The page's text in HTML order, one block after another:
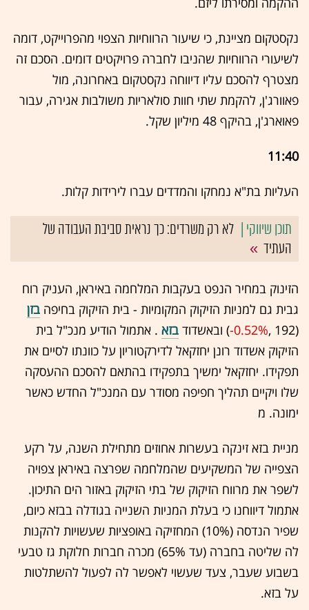
נקסטקום מציינת, כי שיעור הרווחיות הצפוי מהפרוייקט, דומה
לשיעורי הרווחיות שהניבו לחברה פרויקטים דומים. הסכם זה
מצטרף להסכם עליו דיווחה נקסטקום באחרונה, מול
פאוורג'ן, להקמת שתי חוות סולאריות משולבות אגירה, עבור
פאוארג'ן, בהיקף 48 מיליון שקל.
11:40
העליות בת"א נמחקו והמדדים עברו לירידות קלות.
לא רק משרדים: כך נראית סביבת העבודה של
העתיד
הזינוק במחיר הנפט בעקבות המלחמה באיראן, העניק רוח
גבית גם למניות הזיקוק המקומיות - בית הזיקוק בחיפה בזן
(192 ,‎
-0.52%‏) ובאשדוד בזא . אתמול הודיע מנכ"ל בית
הזיקוק אשדוד רונן יחזקאל לדירקטוריון על כוונתו לסיים את
תפקידו. יחזקאל ימשיך בתפקידו בהתאם להסכם ההעסקה
שלו ויקיים תהליך חפיפה מסודר עם המנכ"ל החדש כאשר
ימונה. מ
מניית בזא זינקה בעשרות אחוזים מתחילת השנה, על רקע
הצפייה של המשקיעים שהמלחמה שפרצה באיראן צפויה
לשפר את מרווח הזיקוק של בתי הזיקוק באזור הים התיכון.
אתמול דיווחנו כי בעלת המניות השנייה בגודלה בבזא כיום,
שפיר הנדסה (10%) המחזיקה באופציות שעשויות להקנות
לה שליטה בחברה (עד 65%) מכרה חברות חלוקת גז טבעי
בשבוע שעבר, צעד שעשוי לאפשר לה לפעול להשתלטות
על בזא.